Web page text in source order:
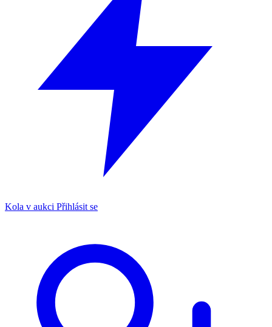
Kola v aukci Přihlásit se